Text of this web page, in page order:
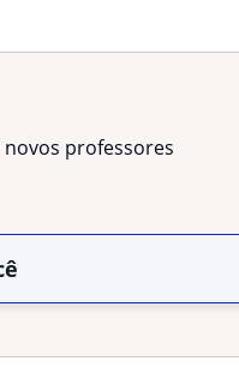
professores